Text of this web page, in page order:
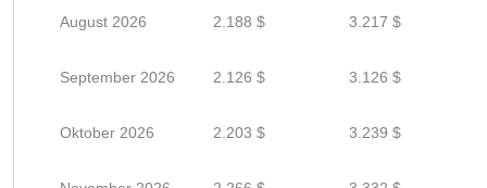
August 2026 2.188 $ 3.217 $
September 2026 2.126 $ 3.126 $
Oktober 2026 2.203 $ 3.239 $